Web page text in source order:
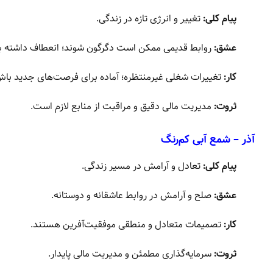
پیام کلی: تغییر و انرژی تازه در زندگی.
عشق: روابط قدیمی ممکن است دگرگون شوند؛ انعطاف
کار: تغییرات شغلی غیرمنتظره؛ آماده برای فرصت‌های جدید
ثروت: مدیریت مالی دقیق و مراقبت از منابع لازم است.
آذر – شمع آبی کم‌رنگ
پیام کلی: تعادل و آرامش در مسیر زندگی.
عشق: صلح و آرامش در روابط عاشقانه و دوستانه.
کار: تصمیمات متعادل و منطقی موفقیت‌آفرین هستند.
ثروت: سرمایه‌گذاری مطمئن و مدیریت مالی پایدار.